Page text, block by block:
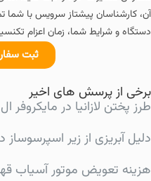
آن، کارشناسان پیشتاز سرویس با شما
دستگاه و شرایط شما، زمان اعزام
ثبت
برخی از پرسش های اخیر
طرز پختن لازانیا در مایکروفر
دلیل آبریزی از زیر اسپرسوساز
هزینه تعویض موتور آسیاب